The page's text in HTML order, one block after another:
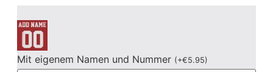
Mit eigenem Namen und Nummer (+€5.95)